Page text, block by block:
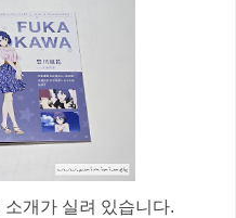
개가 실려 있습니다.